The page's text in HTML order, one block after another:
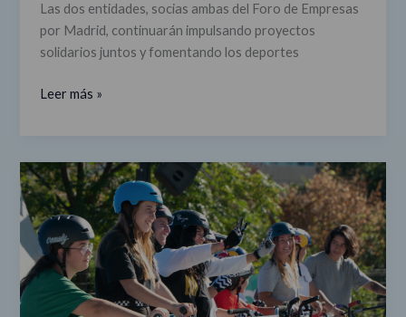
Las dos entidades, socias ambas del Foro de Empresas
por Madrid, continuarán impulsando proyectos
solidarios juntos y fomentando los deportes
Caixa
Leer más »
Madrid
refuerza
su
posición
como
Capital
Mundial